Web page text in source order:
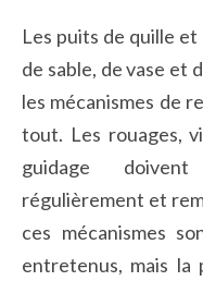
Les puits de quille
de sable, de vase et
les mécanismes de
tout. Les rouages,
guidage
régulièrement et
ces mécanismes
entretenus, mais la